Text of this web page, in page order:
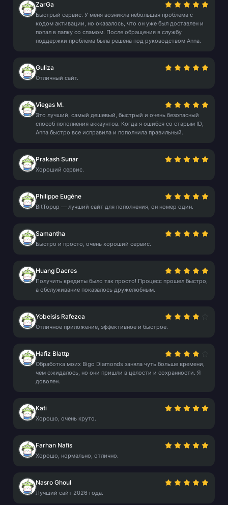
ZarGa
Быстрый сервис. У меня возникла небольшая проблема с
кодом активации, но оказалось, что он уже был доставлен и
попал в папку со спамом. После обращения в службу
поддержки проблема была решена под руководством Anna.
Guliza
Отличный сайт.
Viegas M.
Это лучший, самый дешевый, быстрый и очень безопасный
способ пополнения аккаунтов. Когда я ошибся со старым ID,
Anna быстро все исправила и пополнила правильный.
Prakash Sunar
Хороший сервис.
Philippe Eugène
BitTopup — лучший сайт для пополнения, он номер один.
Samantha
Быстро и просто, очень хороший сервис.
Huang Dacres
Получить кредиты было так просто! Процесс прошел быстро,
а обслуживание показалось дружелюбным.
Yobeisis Rafezca
Отличное приложение, эффективное и быстрое.
Hafiz Blattp
Обработка моих Bigo Diamonds заняла чуть больше времени,
чем ожидалось, но они пришли в целости и сохранности. Я
доволен.
Kati
Хорошо, очень круто.
Farhan Nafis
Хорошо, нормально, отлично.
Nasro Ghoul
Лучший сайт 2026 года.